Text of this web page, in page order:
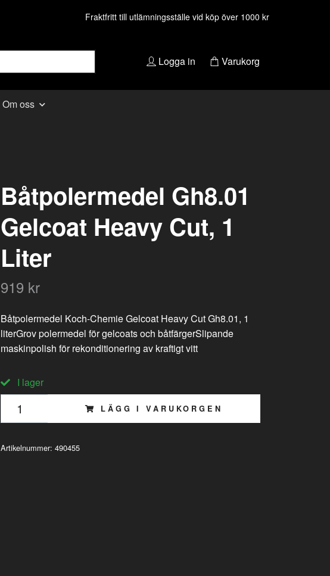
Fraktfritt till utlämningsställe vid köp över 1000 kr
Logga in Varukorg
Om oss
Båtpolermedel Gh8.01
Gelcoat Heavy Cut, 1
Liter
919 kr
Båtpolermedel Koch-Chemie Gelcoat Heavy Cut Gh8.01, 1
literGrov polermedel för gelcoats och båtfärgerSlipande
maskinpolish för rekonditionering av kraftigt vitt
I lager
LÄGG I VARUKORGEN
Artikelnummer: 490455